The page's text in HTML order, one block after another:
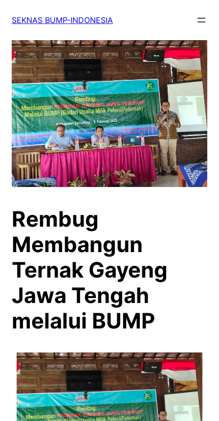
SEKNAS BUMP-INDONESIA
Rembug
Membangun
Ternak Gayeng
Jawa Tengah
melalui BUMP